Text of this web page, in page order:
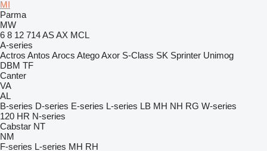
MI
Parma
MW
6 8 12 714ASAX MCL
A-series
Actros Antos Arocs AtegoAxor S-Class SK Sprinter Unimog
DBM TF
Canter
VA
AL
B-series D-series E-series L-series LB MH NH RG W-series
120 HR N-series
Cabstar NT
NM
F-series L-series MH RH